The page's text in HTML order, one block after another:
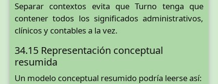
Separar contextos evita que Turno tenga que
contener todos los significados administrativos,
clínicos y contables a la vez.
34.15 Representación conceptual
resumida
Un modelo conceptual resumido podría leerse así: